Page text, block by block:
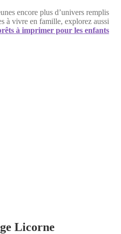
encore plus d’univers remplis
à vivre en famille, explorez aussi
à imprimer pour les enfants
Licorne